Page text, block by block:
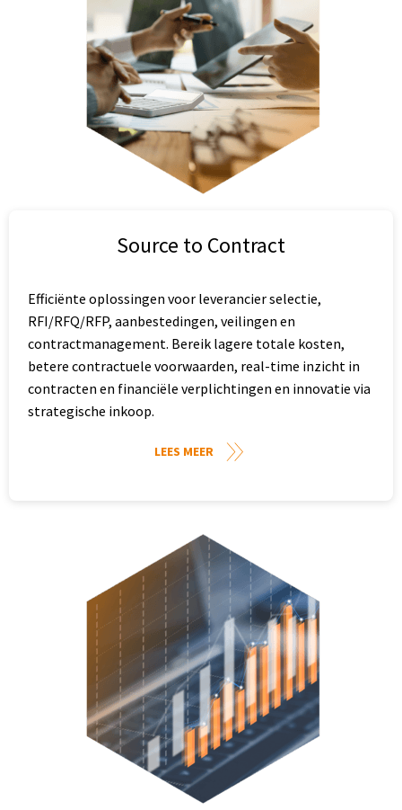
Source to Contract
Efficiënte oplossingen voor leverancier selectie,
RFI/RFQ/RFP, aanbestedingen, veilingen en
contractmanagement. Bereik lagere totale kosten,
betere contractuele voorwaarden, real-time inzicht in
contracten en financiële verplichtingen en innovatie via
strategische inkoop.
LEES MEER